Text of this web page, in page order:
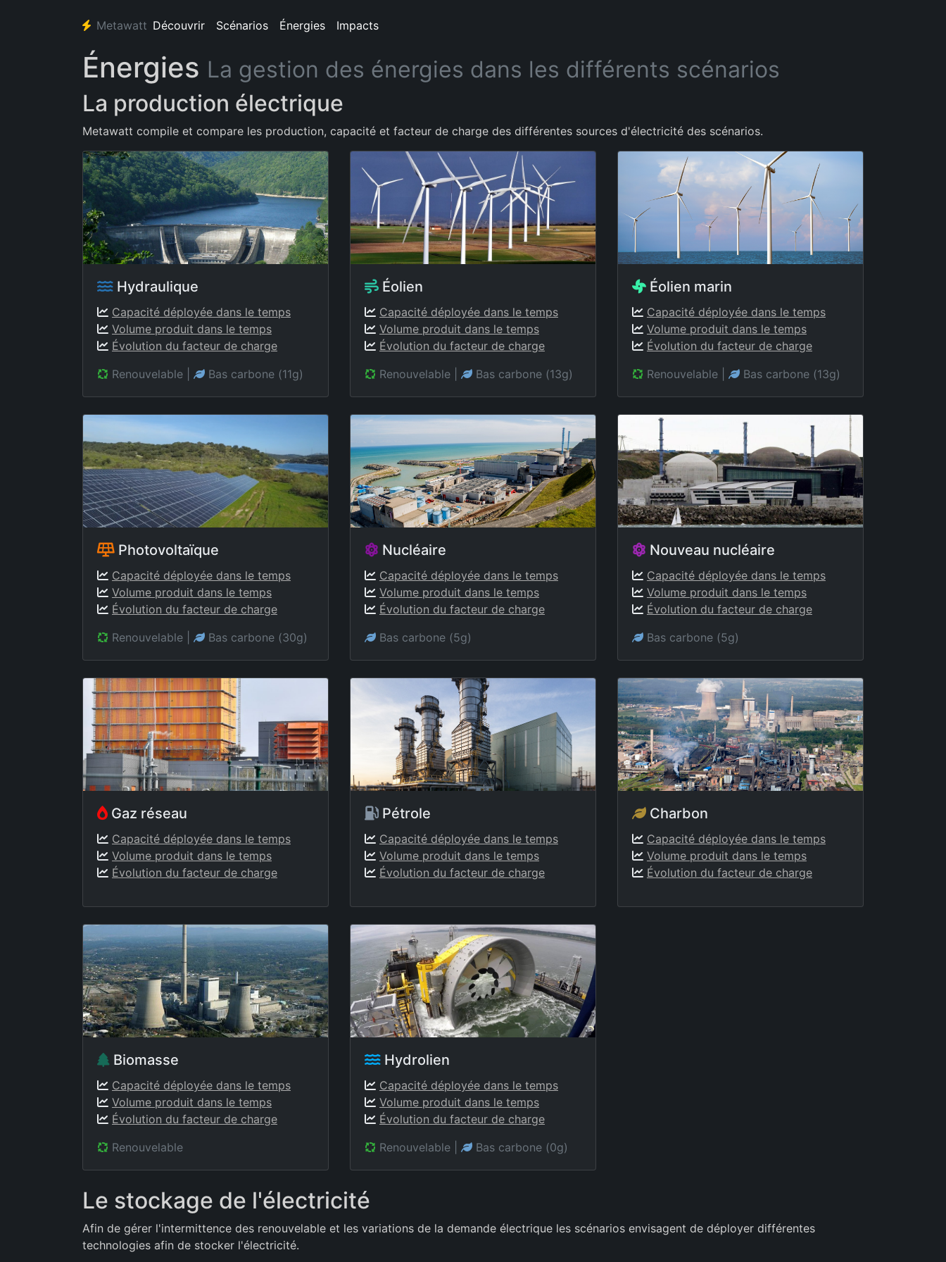
Metawatt Découvrir Scénarios Énergies Impacts
Énergies La gestion des énergies dans les différents scénarios
La production électrique
Metawatt compile et compare les production, capacité et facteur de charge des différentes sources d'électricité des scénarios.
Hydraulique
Capacité déployée dans le temps
Volume produit dans le temps
Évolution du facteur de charge
Renouvelable
Bas carbone (11g)
Éolien
Capacité déployée dans le temps
Volume produit dans le temps
Évolution du facteur de charge
Renouvelable
Bas carbone (13g)
Éolien marin
Capacité déployée dans le temps
Volume produit dans le temps
Évolution du facteur de charge
Renouvelable
Bas carbone (13g)
Photovoltaïque
Capacité déployée dans le temps
Volume produit dans le temps
Évolution du facteur de charge
Renouvelable
Bas carbone (30g)
Nucléaire
Capacité déployée dans le temps
Volume produit dans le temps
Évolution du facteur de charge
Bas carbone (5g)
Nouveau nucléaire
Capacité déployée dans le temps
Volume produit dans le temps
Évolution du facteur de charge
Bas carbone (5g)
Gaz réseau
Capacité déployée dans le temps
Volume produit dans le temps
Évolution du facteur de charge
Pétrole
Capacité déployée dans le temps
Volume produit dans le temps
Évolution du facteur de charge
Charbon
Capacité déployée dans le temps
Volume produit dans le temps
Évolution du facteur de charge
Biomasse
Capacité déployée dans le temps
Volume produit dans le temps
Évolution du facteur de charge
Renouvelable
Hydrolien
Capacité déployée dans le temps
Volume produit dans le temps
Évolution du facteur de charge
Renouvelable
Bas carbone (0g)
Le stockage de l'électricité
Afin de gérer l'intermittence des renouvelable et les variations de la demande électrique les scénarios envisagent de déployer différentes
technologies afin de stocker l'électricité.